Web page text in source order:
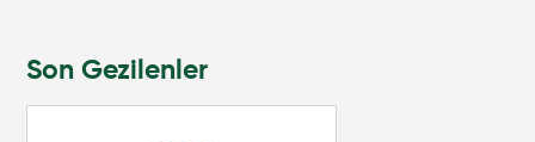
Son Gezilenler